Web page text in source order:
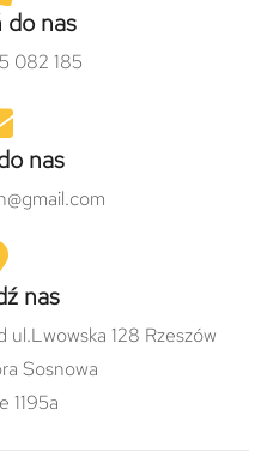
do nas
082 185
nas
nas
128 Rzeszów
Sosnowa
1195a